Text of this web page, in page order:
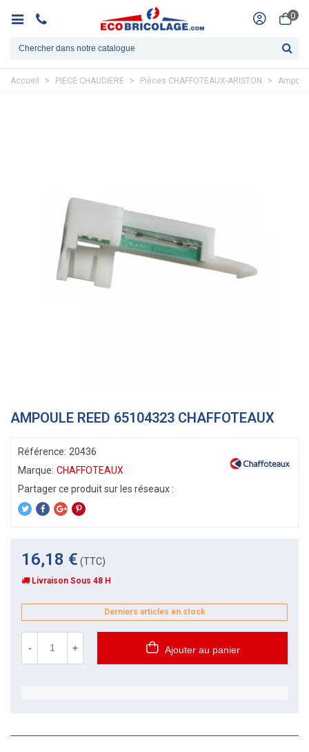
0
Accueil > PIECE CHAUDIERE > Pièces CHAFFOTEAUX-ARISTON >
AMPOULE REED 65104323 CHAFFOTEAUX
Référence: 20436
Marque: CHAFFOTEAUX
16,18 € (TTC)
Livraison Sous 48 H
Derniers articles en stock
- + Ajouter au panier